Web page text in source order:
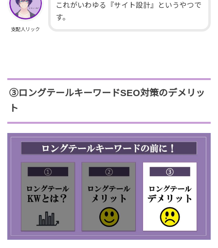
支配人リック
これがいわゆる『サイト設計』というやつで
す。
③ロングテールキーワードSEO対策のデメリッ
ト